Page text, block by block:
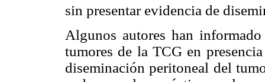
sin presentar evidencia de
Algunos autores han
tumores de la TCG en
diseminación peritoneal del